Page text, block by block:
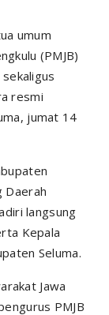
umum
(PMJB)
resmi
jumat 14
Daerah
langsung
Kepala
Seluma.
Jawa
PMJB